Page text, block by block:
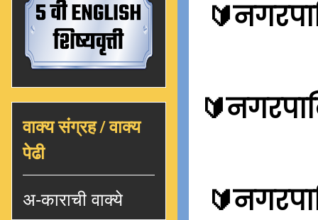
🔰
🔰
🔰
वाक्य संग्रह / वाक्य
पेढी
अ-काराची वाक्ये